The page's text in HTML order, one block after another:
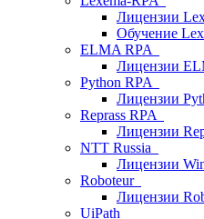
Лицензии
Обучение
ELMA RPA
Лицензии
Python RPA
Лицензии
Reprass RPA
Лицензии
NTT Russia
Лицензии
Roboteur
Лицензии
UiPath